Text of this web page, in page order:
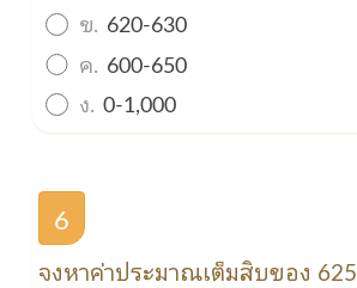
ข. 620-630
ค. 600-650
ง. 0-1,000
6
จงหาค่าประมาณเต็มสิบของ 625